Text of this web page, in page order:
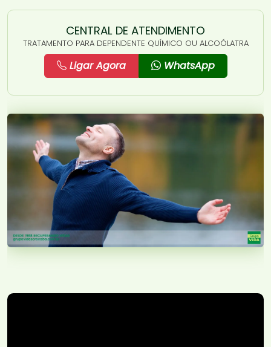
CENTRAL DE ATENDIMENTO
TRATAMENTO PARA DEPENDENTE QUÍMICO OU ALCOÓLATRA
Ligar Agora WhatsApp